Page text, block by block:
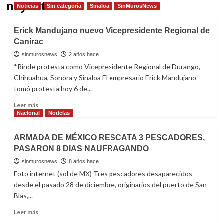
nayarit
Noticias Sin categoría Sinaloa SinMurosNews
Erick Mandujano nuevo Vicepresidente Regional de
Canirac
sinmurosnews 2 años hace
*Rinde protesta como Vicepresidente Regional de Durango,
Chihuahua, Sonora y Sinaloa El empresario Erick Mandujano
tomó protesta hoy 6 de...
Leer másRead
more
Mandujano
nuevo
Vicepresidente
Regional
Canirac
Nacional Noticias
ARMADA DE MÉXICO RESCATA 3 PESCADORES,
PASARON 8 DIAS NAUFRAGANDO
sinmurosnews 8 años hace
Foto internet (sol de MX) Tres pescadores desaparecidos
desde el pasado 28 de diciembre, originarios del puerto de San
Blas,...
Leer másRead